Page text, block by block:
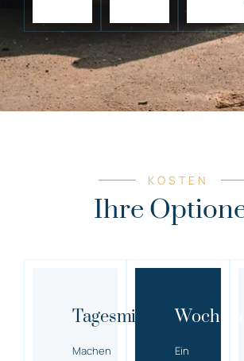
KOSTEN
Ihre
Tagesmiete
Machen
Ein